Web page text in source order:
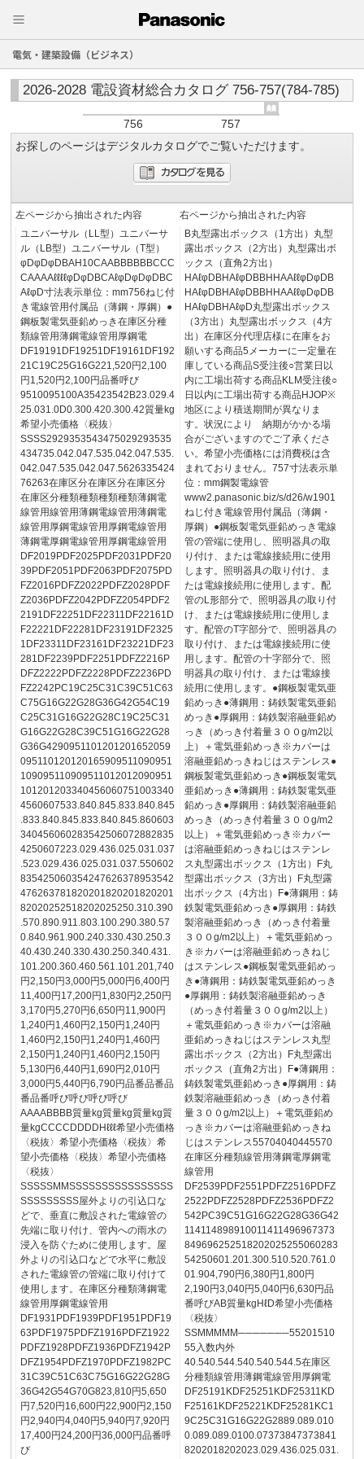
電気・建築設備（ビジネス）
2026-2028 電設資材総合カタログ 756-757(784-785)
756
757
お探しのページはデジタルカタログでご覧いただけます。
左ページから抽出された内容
ユニバーサル（LL型）ユニバーサ
ル（LB型）ユニバーサル（T型）
φDφDφDBAH10CAABBBBBBCCC
CAAAAℓℓℓℓφDφDBCAℓφDφDφDBC
AℓφD寸法表示単位：mm756ねじ付
き電線管用付属品（薄鋼・厚鋼）●
鋼板製電気亜鉛めっき在庫区分種
類線管用薄鋼電線管用厚鋼電
DF19191DF19251DF19161DF192
21C19C25G16G221,520円2,100
円1,520円2,100円品番呼び
9510095100A35423542B23.029.4
25.031.0D0.300.420.300.42質量kg
希望小売価格〈税抜〉
SSSS2929353543475029293535
434735.042.047.535.042.047.535.
042.047.535.042.047.5626335424
76263在庫区分在庫区分在庫区分
在庫区分種類種類種類種類薄鋼電
線管用線管用薄鋼電線管用薄鋼電
線管用厚鋼電線管用厚鋼電線管用
薄鋼電厚鋼電線管用厚鋼電線管用
DF2019PDF2025PDF2031PDF20
39PDF2051PDF2063PDF2075PD
FZ2016PDFZ2022PDFZ2028PDF
Z2036PDFZ2042PDFZ2054PDF2
2191DF22251DF22311DF22161D
F22221DF22281DF23191DF2325
1DF23311DF23161DF23221DF23
281DF2239PDF2251PDFZ2216P
DFZ2222PDFZ2228PDFZ2236PD
FZ2242PC19C25C31C39C51C63
C75G16G22G28G36G42G54C19
C25C31G16G22G28C19C25C31
G16G22G28C39C51G16G22G28
G36G4290951101201201652059
095110120120165909511090951
109095110909511012012090951
101201203340456060751003340
4560607533.840.845.833.840.845
.833.840.845.833.840.845.860603
340456060283542506072882835
4250607223.029.436.025.031.037
.523.029.436.025.031.037.550602
835425060354247626378953542
476263781820201820201820201
82020252518202025250.310.390
.570.890.911.803.100.290.380.57
0.840.961.900.240.330.430.250.3
40.430.240.330.430.250.340.431.
101.200.360.460.561.101.201,740
円2,150円3,000円5,000円6,400円
11,400円17,200円1,830円2,250円
3,170円5,270円6,650円11,900円
1,240円1,460円2,150円1,240円
1,460円2,150円1,240円1,460円
2,150円1,240円1,460円2,150円
5,130円6,440円1,690円2,010円
3,000円5,440円6,790円品番品番品
番品番呼び呼び呼び呼び
AAAABBBB質量kg質量kg質量kg質
量kgCCCCDDDDHℓℓℓ希望小売価格
〈税抜〉希望小売価格〈税抜〉希
望小売価格〈税抜〉希望小売価格
〈税抜〉
SSSSSMMSSSSSSSSSSSSSSSS
SSSSSSSSS屋外よりの引込口な
どで、垂直に敷設された電線管の
先端に取り付け、管内への雨水の
浸入を防ぐために使用します。屋
外よりの引込口などで水平に敷設
された電線管の管端に取り付けて
使用します。在庫区分種類薄鋼電
線管用厚鋼電線管用
DF1931PDF1939PDF1951PDF19
63PDF1975PDFZ1916PDFZ1922
PDFZ1928PDFZ1936PDFZ1942P
DFZ1954PDFZ1970PDFZ1982PC
31C39C51C63C75G16G22G28G
36G42G54G70G823,810円5,650
円7,520円16,600円22,900円2,150
円2,940円4,040円5,940円7,920円
17,400円24,200円36,000円品番呼
び
右ページから抽出された内容
B丸型露出ボックス（1方出）丸型
露出ボックス（2方出）丸型露出ボ
ックス（直角2方出）
HAℓφDBHAℓφDBBHHAAℓℓφDφDB
HAℓφDBHAℓφDBBHHAAℓℓφDφDB
HAℓφDBHAℓφD丸型露出ボックス
（3方出）丸型露出ボックス（4方
出）在庫区分代理店様に在庫をお
願いする商品5メーカーに一定量在
庫している商品S受注後○営業日以
内に工場出荷する商品KLM受注後○
日以内に工場出荷する商品HJOP※
地区により積送期間が異なりま
す。状況により 納期がかかる場
合がございますのでご了承くださ
い。希望小売価格には消費税は含
まれておりません。757寸法表示単
位：mm鋼製電線管
www2.panasonic.biz/s/d26/w1901
ねじ付き電線管用付属品（薄鋼・
厚鋼）●鋼板製電気亜鉛めっき電線
管の管端に使用し、照明器具の取
り付け、または電線接続用に使用
します。照明器具の取り付け、ま
たは電線接続用に使用します。配
管のL形部分で、照明器具の取り付
け、または電線接続用に使用しま
す。配管のT字部分で、照明器具の
取り付け、または電線接続用に使
用します。配管の十字部分で、照
明器具の取り付け、または電線接
続用に使用します。●鋼板製電気亜
鉛めっき●薄鋼用：鋳鉄製電気亜鉛
めっき●厚鋼用：鋳鉄製溶融亜鉛め
っき（めっき付着量３００g/m2以
上）＋電気亜鉛めっき※カバーは
溶融亜鉛めっきねじはステンレス●
鋼板製電気亜鉛めっき●鋼板製電気
亜鉛めっき●薄鋼用：鋳鉄製電気亜
鉛めっき●厚鋼用：鋳鉄製溶融亜鉛
めっき（めっき付着量３００g/m2
以上）＋電気亜鉛めっき※カバー
は溶融亜鉛めっきねじはステンレ
ス丸型露出ボックス（1方出）F丸
型露出ボックス（3方出）F丸型露
出ボックス（4方出）F●薄鋼用：鋳
鉄製電気亜鉛めっき●厚鋼用：鋳鉄
製溶融亜鉛めっき（めっき付着量
３００g/m2以上）＋電気亜鉛めっ
き※カバーは溶融亜鉛めっきねじ
はステンレス●鋼板製電気亜鉛めっ
き●薄鋼用：鋳鉄製電気亜鉛めっき
●厚鋼用：鋳鉄製溶融亜鉛めっき
（めっき付着量３００g/m2以上）
＋電気亜鉛めっき※カバーは溶融
亜鉛めっきねじはステンレス丸型
露出ボックス（2方出）F丸型露出
ボックス（直角2方出）F●薄鋼用：
鋳鉄製電気亜鉛めっき●厚鋼用：鋳
鉄製溶融亜鉛めっき（めっき付着
量３００g/m2以上）＋電気亜鉛め
っき※カバーは溶融亜鉛めっきね
じはステンレス55704040445570
在庫区分種類線管用薄鋼電厚鋼電
線管用
DF2539PDF2551PDFZ2516PDFZ
2522PDFZ2528PDFZ2536PDFZ2
542PC39C51G16G22G28G36G42
114114898910011411496967373
849696252518202025255060283
54250601.201.300.510.520.761.0
01.904,790円6,380円1,800円
2,190円3,040円5,040円6,630円品
番呼びAB質量kgHℓD希望小売価格
〈税抜〉
SSMMMMM───────55201510
55入数内外
40.540.544.540.540.544.5在庫区
分種類線管用薄鋼電線管用厚鋼電
DF25191KDF25251KDF25311KD
F25161KDF25221KDF25281KC1
9C25C31G16G22G2889.089.010
0.089.089.0100.07373847373841
8202018202023.029.436.025.031.